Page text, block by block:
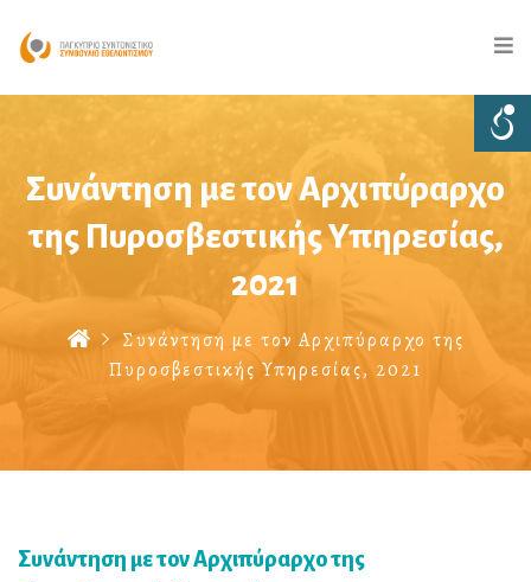
Συνάντηση με τον Αρχιπύραρχο
της Πυροσβεστικής Υπηρεσίας,
2021
Συνάντηση με τον Αρχιπύραρχο της
Πυροσβεστικής Υπηρεσίας, 2021
Συνάντηση με τον Αρχιπύραρχο της